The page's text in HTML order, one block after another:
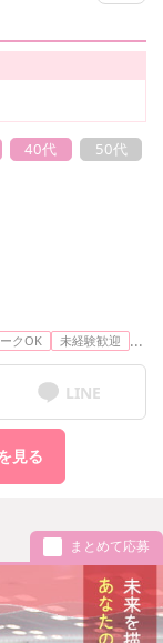
40代
50代
クOK 未経験歓迎 ...
LINE
見る
まとめて応募